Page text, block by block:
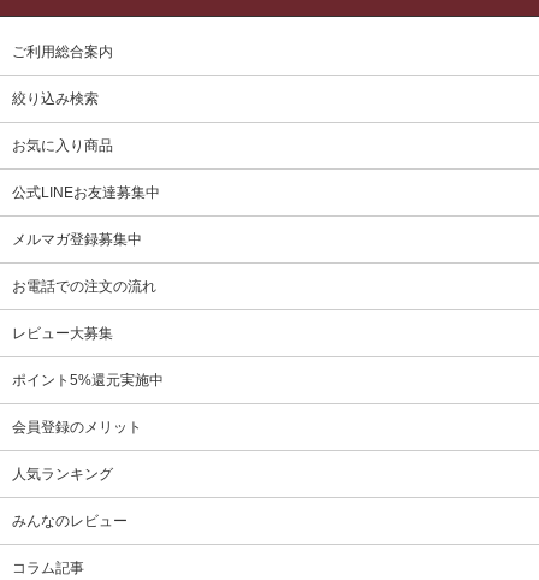
ご利用総合案内
絞り込み検索
お気に入り商品
公式LINEお友達募集中
メルマガ登録募集中
お電話での注文の流れ
レビュー大募集
ポイント5%還元実施中
会員登録のメリット
人気ランキング
みんなのレビュー
コラム記事